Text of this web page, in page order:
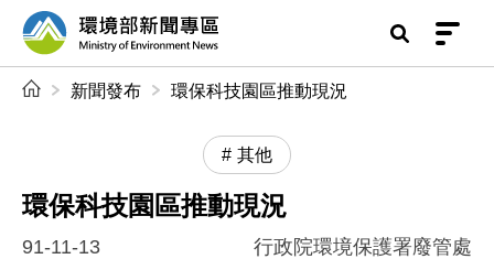
前往中央內容區塊
環境部新聞專區
新聞發布 環保科技園區推動現況
其他
環保科技園區推動現況
91-11-13 行政院環境保護署廢管處